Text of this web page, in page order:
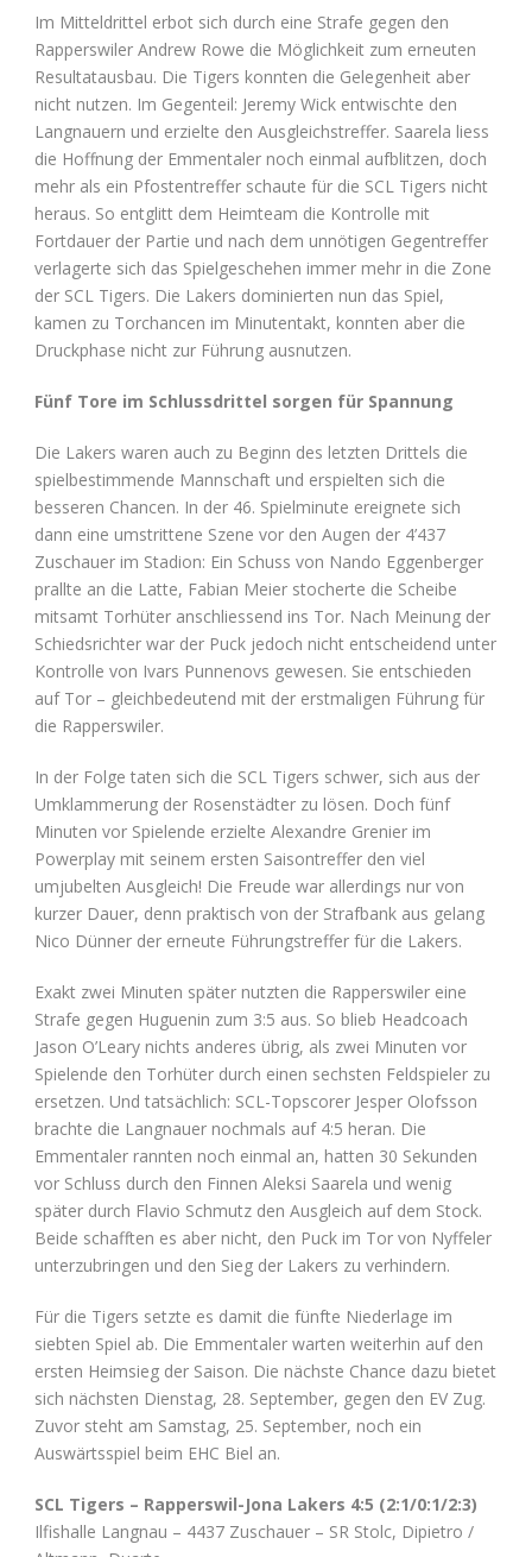
Im Mitteldrittel erbot sich durch eine Strafe gegen den
Rapperswiler Andrew Rowe die Möglichkeit zum erneuten
Resultatausbau. Die Tigers konnten die Gelegenheit aber
nicht nutzen. Im Gegenteil: Jeremy Wick entwischte den
Langnauern und erzielte den Ausgleichstreffer. Saarela liess
die Hoffnung der Emmentaler noch einmal aufblitzen, doch
mehr als ein Pfostentreffer schaute für die SCL Tigers nicht
heraus. So entglitt dem Heimteam die Kontrolle mit
Fortdauer der Partie und nach dem unnötigen Gegentreffer
verlagerte sich das Spielgeschehen immer mehr in die Zone
der SCL Tigers. Die Lakers dominierten nun das Spiel,
kamen zu Torchancen im Minutentakt, konnten aber die
Druckphase nicht zur Führung ausnutzen.
Fünf Tore im Schlussdrittel sorgen für Spannung
Die Lakers waren auch zu Beginn des letzten Drittels die
spielbestimmende Mannschaft und erspielten sich die
besseren Chancen. In der 46. Spielminute ereignete sich
dann eine umstrittene Szene vor den Augen der 4’437
Zuschauer im Stadion: Ein Schuss von Nando Eggenberger
prallte an die Latte, Fabian Meier stocherte die Scheibe
mitsamt Torhüter anschliessend ins Tor. Nach Meinung der
Schiedsrichter war der Puck jedoch nicht entscheidend unter
Kontrolle von Ivars Punnenovs gewesen. Sie entschieden
auf Tor – gleichbedeutend mit der erstmaligen Führung für
die Rapperswiler.
In der Folge taten sich die SCL Tigers schwer, sich aus der
Umklammerung der Rosenstädter zu lösen. Doch fünf
Minuten vor Spielende erzielte Alexandre Grenier im
Powerplay mit seinem ersten Saisontreffer den viel
umjubelten Ausgleich! Die Freude war allerdings nur von
kurzer Dauer, denn praktisch von der Strafbank aus gelang
Nico Dünner der erneute Führungstreffer für die Lakers.
Exakt zwei Minuten später nutzten die Rapperswiler eine
Strafe gegen Huguenin zum 3:5 aus. So blieb Headcoach
Jason O’Leary nichts anderes übrig, als zwei Minuten vor
Spielende den Torhüter durch einen sechsten Feldspieler zu
ersetzen. Und tatsächlich: SCL-Topscorer Jesper Olofsson
brachte die Langnauer nochmals auf 4:5 heran. Die
Emmentaler rannten noch einmal an, hatten 30 Sekunden
vor Schluss durch den Finnen Aleksi Saarela und wenig
später durch Flavio Schmutz den Ausgleich auf dem Stock.
Beide schafften es aber nicht, den Puck im Tor von Nyffeler
unterzubringen und den Sieg der Lakers zu verhindern.
Für die Tigers setzte es damit die fünfte Niederlage im
siebten Spiel ab. Die Emmentaler warten weiterhin auf den
ersten Heimsieg der Saison. Die nächste Chance dazu bietet
sich nächsten Dienstag, 28. September, gegen den EV Zug.
Zuvor steht am Samstag, 25. September, noch ein
Auswärtsspiel beim EHC Biel an.
SCL Tigers – Rapperswil-Jona Lakers 4:5 (2:1/0:1/2:3)
Ilfishalle Langnau – 4437 Zuschauer – SR Stolc, Dipietro /